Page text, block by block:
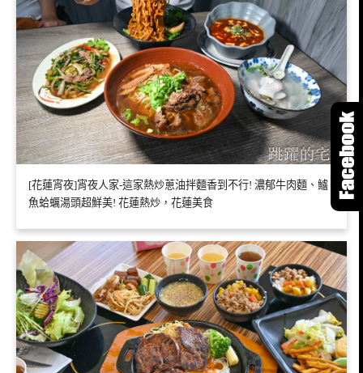
[花蓮宵夜]宵夜人家-這家熱炒蔥油拌麵香到不行! 濃郁牛肉麵、鱸
魚蛤蠣湯頭超鮮美! 花蓮熱炒，花蓮美食